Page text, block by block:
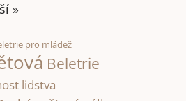
»
pro mládež
Beletrie
lidstva